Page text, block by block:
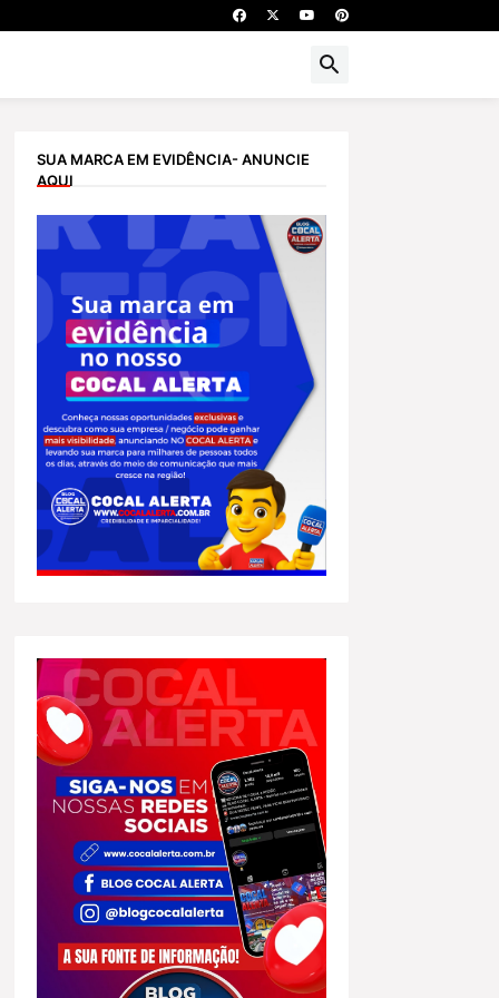
SUA MARCA EM EVIDÊNCIA- ANUNCIE
AQUI